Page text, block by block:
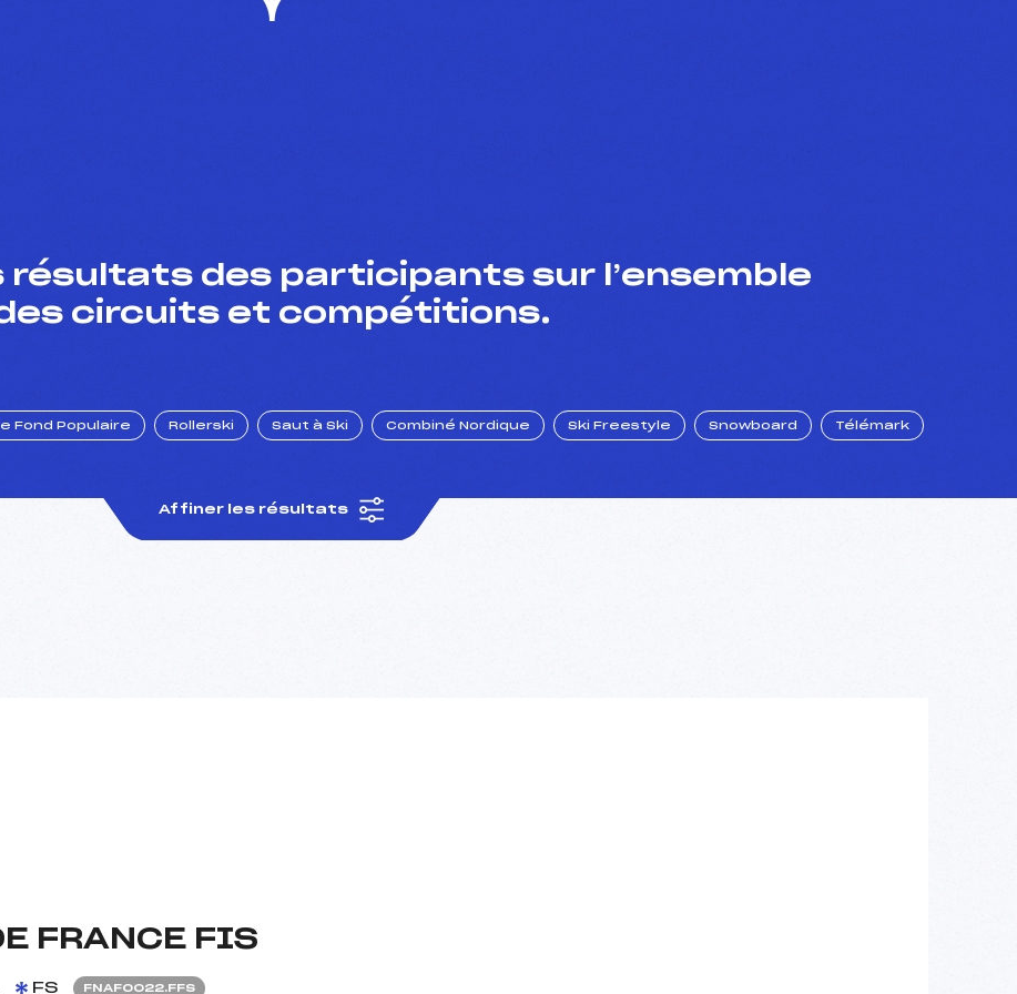
résultats des participants sur l’ensemble
circuits et compétitions.
Fond Populaire Rollerski Saut à Ski Combiné Nordique Ski Freestyle Snowboard Télémark
Affiner les résultats
FRANCE FIS
FS FNAF0022.FFS